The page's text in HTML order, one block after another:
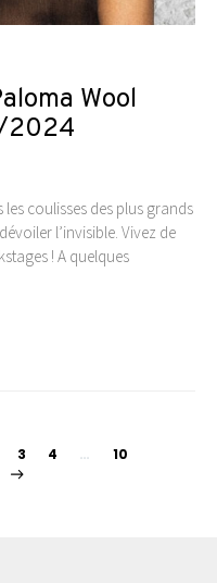
Wool
2024
les coulisses des plus grands
l’invisible. Vivez de
! A quelques
3 4 …
10